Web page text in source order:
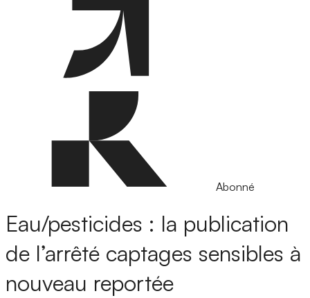
Abonné
Eau/pesticides : la publication
de l’arrêté captages sensibles à
nouveau reportée